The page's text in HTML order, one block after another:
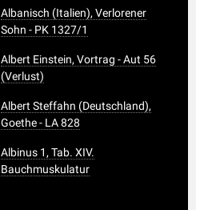
Albanisch (Italien), Verlorener
Sohn - PK 1327/1
Albert Einstein, Vortrag - Aut 56
(Verlust)
Albert Steffahn (Deutschland),
Goethe - LA 828
Albinus 1, Tab. XIV.
Bauchmuskulatur